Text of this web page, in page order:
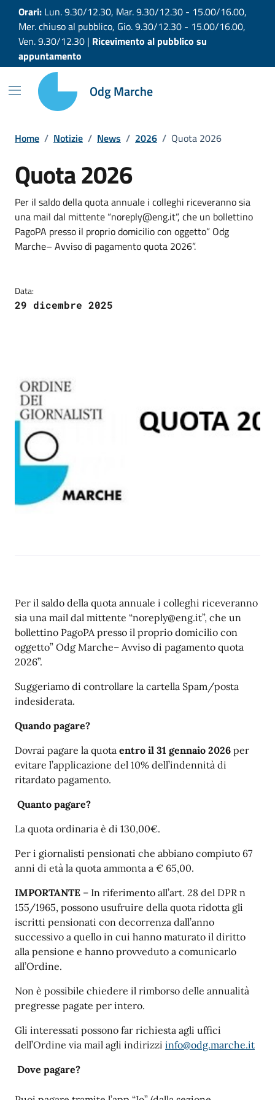
Vai ai contenuti
Vai al footer
Orari: Lun. 9.30/12.30, Mar. 9.30/12.30 - 15.00/16.00,
Mer. chiuso al pubblico, Gio. 9.30/12.30 - 15.00/16.00,
Ven. 9.30/12.30 | Ricevimento al pubblico su
appuntamento
Odg Marche
Home / Notizie / News / 2026 / Quota 2026
Quota 2026
Per il saldo della quota annuale i colleghi riceveranno sia
una mail dal mittente “noreply@eng.it”, che un bollettino
PagoPA presso il proprio domicilio con oggetto” Odg
Marche– Avviso di pagamento quota 2026”.
Data:
29 dicembre 2025
Per il saldo della quota annuale i colleghi riceveranno
sia una mail dal mittente “noreply@eng.it”, che un
bollettino PagoPA presso il proprio domicilio con
oggetto” Odg Marche– Avviso di pagamento quota
2026”.
Suggeriamo di controllare la cartella Spam/posta
indesiderata.
Quando pagare?
Dovrai pagare la quota entro il 31 gennaio 2026 per
evitare l’applicazione del 10% dell’indennità di
ritardato pagamento.
Quanto pagare?
La quota ordinaria è di 130,00€.
Per i giornalisti pensionati che abbiano compiuto 67
anni di età la quota ammonta a € 65,00.
IMPORTANTE – In riferimento all’art. 28 del DPR n
155/1965, possono usufruire della quota ridotta gli
iscritti pensionati con decorrenza dall’anno
successivo a quello in cui hanno maturato il diritto
alla pensione e hanno provveduto a comunicarlo
all’Ordine.
Non è possibile chiedere il rimborso delle annualità
pregresse pagate per intero.
Gli interessati possono far richiesta agli uffici
dell’Ordine via mail agli indirizzi info@odg.marche.it
Dove pagare?